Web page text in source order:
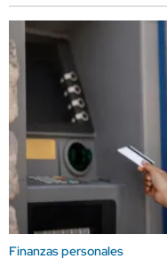
Finanzas personales